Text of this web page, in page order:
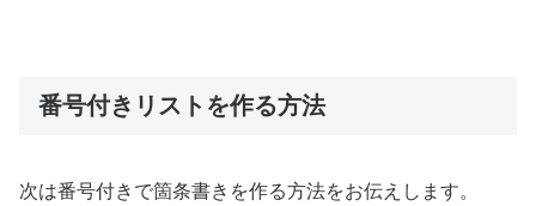
番号付きリストを作る方法
次は番号付きで箇条書きを作る方法をお伝えします。